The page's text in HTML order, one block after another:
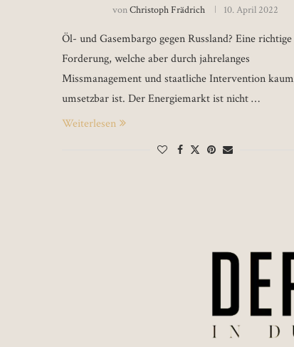
vonChristoph Frädrich 10. April 2022
Öl- und Gasembargo gegen Russland? Eine richtige
Forderung, welche aber durch jahrelanges
Missmanagement und staatliche Intervention kaum
umsetzbar ist. Der Energiemarkt ist nicht …
Weiterlesen